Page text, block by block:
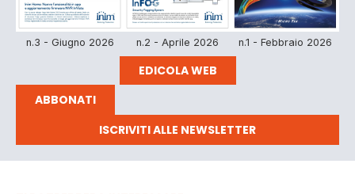
n.3 - Giugno 2026 n.2 - Aprile 2026 n.1 - Febbraio 2026
EDICOLA WEB
ABBONATI
ISCRIVITI ALLE NEWSLETTER